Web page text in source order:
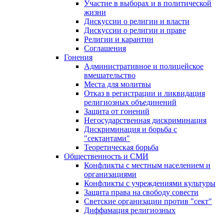
Участие в выборах и в политической
жизни
Дискуссии о религии и власти
Дискуссии о религии и праве
Религии и карантин
Соглашения
Гонения
Административное и полицейское
вмешательство
Места для молитвы
Отказ в регистрации и ликвидация
религиозных объединений
Защита от гонений
Негосударственная дискриминация
Дискриминация и борьба с
"сектантами"
Теоретическая борьба
Общественность и СМИ
Конфликты с местным населением и
организациями
Конфликты с учреждениями культуры
Защита права на свободу совести
Светские организации против "сект"
Диффамация религиозных